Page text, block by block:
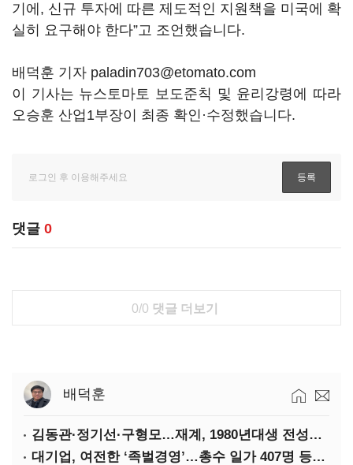
기에 , 신규 투자에 따른 제도적인 지원책을 미국에 확
실히 요구해야 한다”고 조언했습니다.
배덕훈 기자 paladin703@etomato.com
이 기사는 뉴스토마토 보도준칙 및 윤리강령에 따라
오승훈 산업1부장이 최종 확인·수정했습니다.
댓글 0
0/0 댓글 더보기
배덕훈
김동관·정기선·구형모…재계, 1980년대생 전성시대
대기업, 여전한 ‘족벌경영’…총수 일가 407명 등기임원